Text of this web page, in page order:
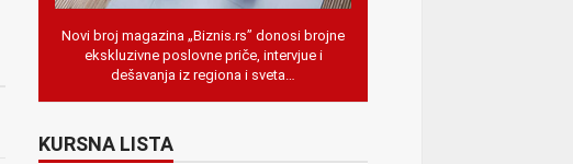
Novi broj magazina „Biznis.rs” donosi brojne
ekskluzivne poslovne priče, intervjue i
dešavanja iz regiona i sveta…
KURSNA LISTA